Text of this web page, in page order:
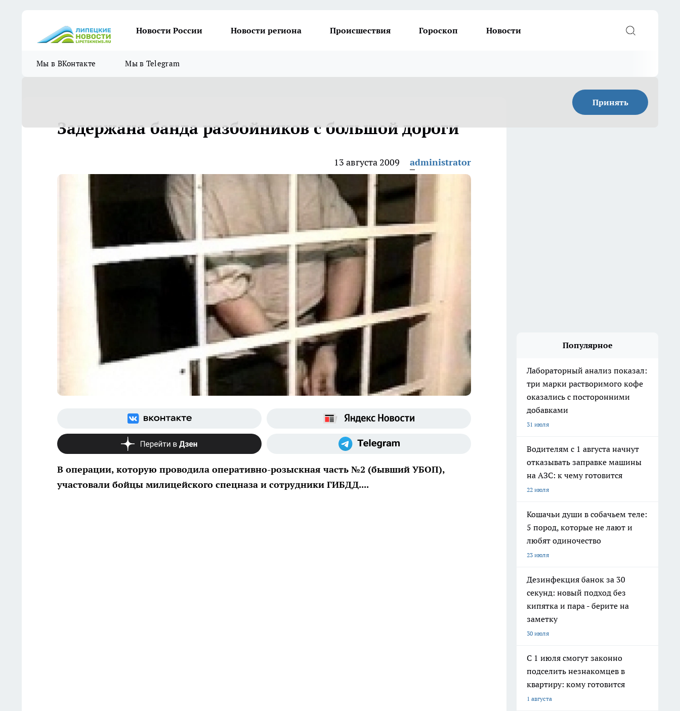
Новости России Новости региона Происшествия Гороскоп Новости
Мы в ВКонтакте Мы в Telegram
Принять
Задержана банда разбойников с большой дороги
13 августа 2009 administrator
В операции, которую проводила оперативно-розыскная часть №2 (бывший УБОП),
участовали бойцы милицейского спецназа и сотрудники ГИБДД....
Популярное
Лабораторный анализ показал:
три марки растворимого кофе
оказались с посторонними
добавками
31 июля
Водителям с 1 августа начнут
отказывать заправке машины
на АЗС: к чему готовится
22 июля
Кошачьи души в собачьем теле:
5 пород, которые не лают и
любят одиночество
23 июля
Дезинфекция банок за 30
секунд: новый подход без
кипятка и пара - берите на
заметку
30 июля
С 1 июля смогут законно
подселить незнакомцев в
квартиру: кому готовится
1 августа